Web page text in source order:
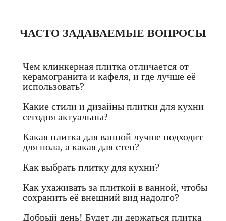
ЧАСТО ЗАДАВАЕМЫЕ ВОПРОСЫ
Чем клинкерная плитка отличается от
керамогранита и кафеля, и где лучше её
использовать?
Какие стили и дизайны плитки для кухни
сегодня актуальны?
Какая плитка для ванной лучше подходит
для пола, а какая для стен?
Как выбрать плитку для кухни?
Как ухаживать за плиткой в ванной, чтобы
сохранить её внешний вид надолго?
Добрый день! Будет ли держаться плитка